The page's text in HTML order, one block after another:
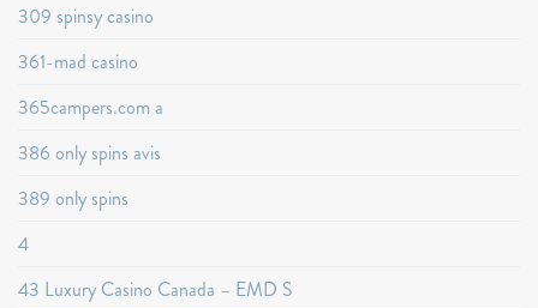
309 spinsy casino
361-mad casino
365campers.com a
386 only spins avis
389 only spins
4
43 Luxury Casino Canada – EMD S